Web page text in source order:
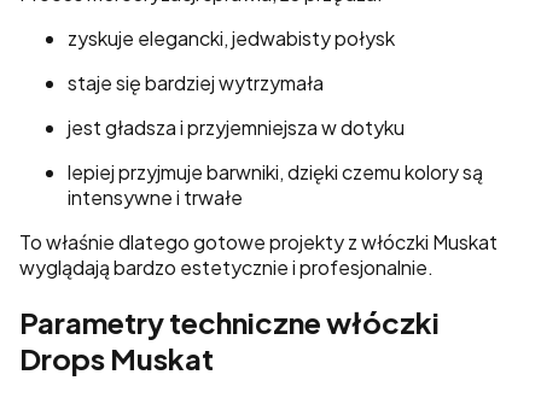
zyskuje elegancki, jedwabisty połysk
staje się bardziej wytrzymała
jest gładsza i przyjemniejsza w dotyku
lepiej przyjmuje barwniki, dzięki czemu kolory są
intensywne i trwałe
To właśnie dlatego gotowe projekty z włóczki Muskat
wyglądają bardzo estetycznie i profesjonalnie.
Parametry techniczne włóczki
Drops Muskat